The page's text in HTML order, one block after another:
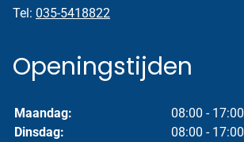
Tel: 035-5418822
Openingstijden
Maandag:
08:00 - 17:00
Dinsdag:
08:00 - 17:00